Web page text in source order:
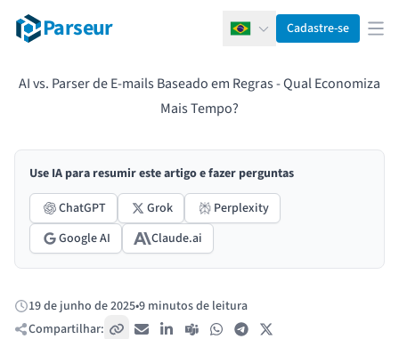
Parseur PortuguêsCadastre-se
AI vs. Parser de E-mails Baseado em Regras - Qual Economiza
Mais Tempo?
Use IA para resumir este artigo e fazer perguntas
ChatGPT
Grok
Perplexity
Google AI
Claude.ai
Publicado:
19 de junho de 2025•9 minutos de leitura
Compartilhar:
Copiar link
E-mail LinkedIn
Teams WhatsAppTelegram